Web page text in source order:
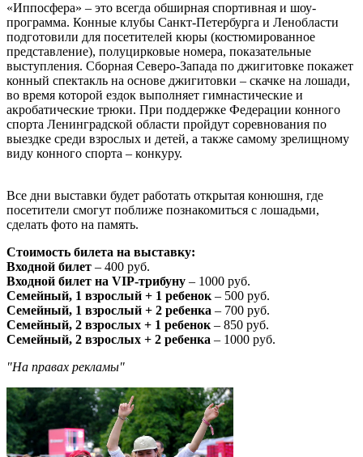
«Иппосфера» – это всегда обширная спортивная и шоу-
программа. Конные клубы Санкт-Петербурга и Ленобласти
подготовили для посетителей кюры (костюмированное
представление), полуцирковые номера, показательные
выступления. Сборная Северо-Запада по джигитовке покажет
конный спектакль на основе джигитовки – скачке на лошади,
во время которой ездок выполняет гимнастические и
акробатические трюки. При поддержке Федерации конного
спорта Ленинградской области пройдут соревнования по
выездке среди взрослых и детей, а также самому зрелищному
виду конного спорта – конкуру.
Все дни выставки будет работать открытая конюшня, где
посетители смогут поближе познакомиться с лошадьми,
сделать фото на память.
Стоимость билета на выставку:
Входной билет – 400 руб.
Входной билет на VIP-трибуну – 1000 руб.
Семейный, 1 взрослый + 1 ребенок – 500 руб.
Семейный, 1 взрослый + 2 ребенка – 700 руб.
Семейный, 2 взрослых + 1 ребенок – 850 руб.
Семейный, 2 взрослых + 2 ребенка – 1000 руб.
"На правах рекламы"